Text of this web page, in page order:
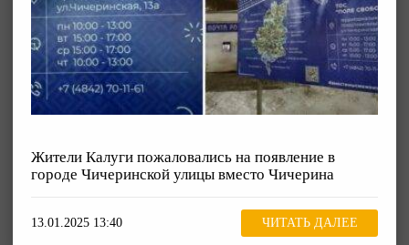
Жители Калуги пожаловались на появление в
городе Чичеринской улицы вместо Чичерина
13.01.2025 13:40 ЧИТАТЬ ДАЛЕЕ